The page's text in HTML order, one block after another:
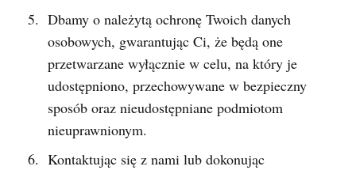
Dbamy o należytą ochronę Twoich danych
osobowych, gwarantując Ci, że będą one
przetwarzane wyłącznie w celu, na który je
udostępniono, przechowywane w bezpieczny
sposób oraz nieudostępniane podmiotom
nieuprawnionym.
Kontaktując się z nami lub dokonując